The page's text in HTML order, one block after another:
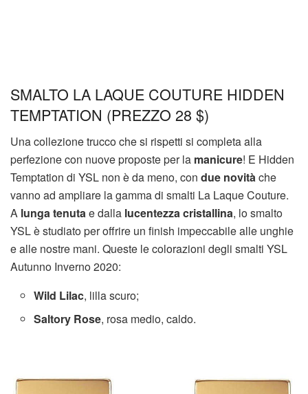
SMALTO LA LAQUE COUTURE HIDDEN
TEMPTATION (PREZZO 28 $)
Una collezione trucco che si rispetti si completa alla
perfezione con nuove proposte per la manicure! E Hidden
Temptation di YSL non è da meno, con due novitàche
vanno ad ampliare la gamma di smalti La Laque Couture.
A lunga tenutae dalla lucentezza cristallina, lo smalto
YSL è studiato per offrire un finish impeccabile alle unghie
e alle nostre mani. Queste le colorazioni degli smalti YSL
Autunno Inverno 2020:
Wild Lilac, lilla scuro;
Saltory Rose, rosa medio, caldo.